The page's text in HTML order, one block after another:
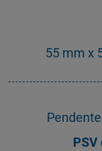
55 mm x
PSV